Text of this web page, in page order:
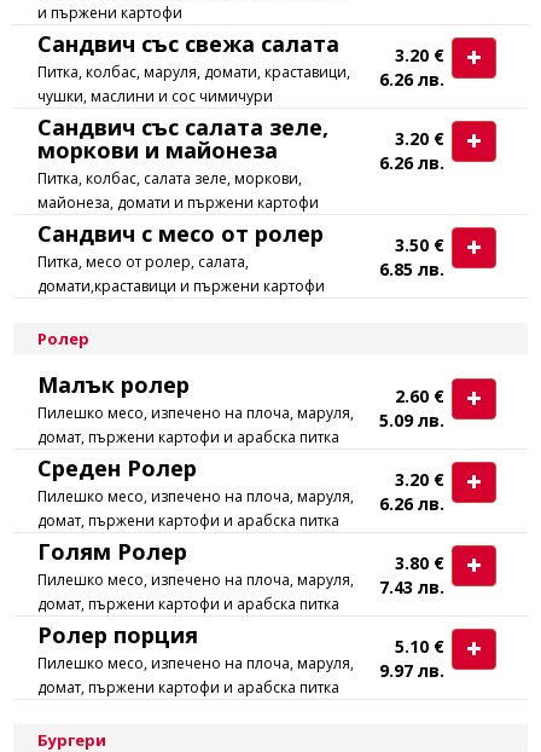
и пържени картофи
Сандвич със свежа салата
Питка, колбас, маруля, домати, краставици,
чушки, маслини и сос чимичури
3.20 €
6.26 лв.
Сандвич със салата зеле,
моркови и майонеза
Питка, колбас, салата зеле, моркови,
майонеза, домати и пържени картофи
3.20 €
6.26 лв.
Сандвич с месо от ролер
Питка, месо от ролер, салата,
домати,краставици и пържени картофи
3.50 €
6.85 лв.
Ролер
Малък ролер
Пилешко месо, изпечено на плоча, маруля,
домат, пържени картофи и арабска питка
2.60 €
5.09 лв.
Среден Ролер
Пилешко месо, изпечено на плоча, маруля,
домат, пържени картофи и арабска питка
3.20 €
6.26 лв.
Голям Ролер
Пилешко месо, изпечено на плоча, маруля,
домат, пържени картофи и арабска питка
3.80 €
7.43 лв.
Ролер порция
Пилешко месо, изпечено на плоча, маруля,
домат, пържени картофи и арабска питка
5.10 €
9.97 лв.
Бургери